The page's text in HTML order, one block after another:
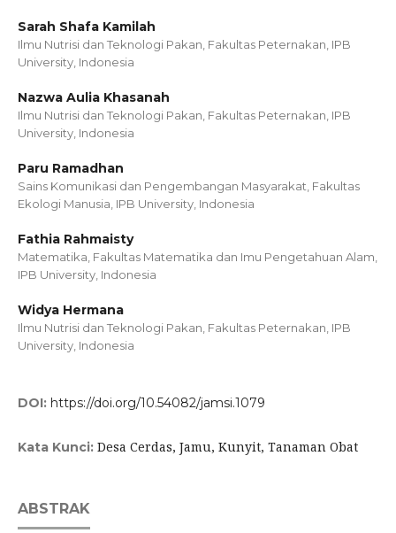
Sarah Shafa Kamilah
Ilmu Nutrisi dan Teknologi Pakan, Fakultas Peternakan, IPB
University, Indonesia
Nazwa Aulia Khasanah
Ilmu Nutrisi dan Teknologi Pakan, Fakultas Peternakan, IPB
University, Indonesia
Paru Ramadhan
Sains Komunikasi dan Pengembangan Masyarakat, Fakultas
Ekologi Manusia, IPB University, Indonesia
Fathia Rahmaisty
Matematika, Fakultas Matematika dan Imu Pengetahuan Alam,
IPB University, Indonesia
Widya Hermana
Ilmu Nutrisi dan Teknologi Pakan, Fakultas Peternakan, IPB
University, Indonesia
DOI: https://doi.org/10.54082/jamsi.1079
Kata Kunci: Desa Cerdas, Jamu, Kunyit, Tanaman Obat
ABSTRAK